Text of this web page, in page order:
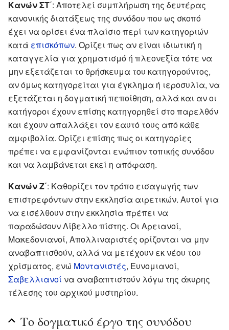
Κανών ΣΤ΄: Αποτελεί συμπλήρωση της δευτέρας
κανονικής διατάξεως της συνόδου που ως σκοπό
έχει να ορίσει ένα πλαίσιο περί των κατηγοριών
κατά επισκόπων. Ορίζει πως αν είναι ιδιωτική η
καταγγελία για χρηματισμό ή πλεονεξία τότε να
μην εξετάζεται το θρήσκευμα του κατηγορούντος,
αν όμως κατηγορείται για έγκλημα ή ιεροσυλία, να
εξετάζεται η δογματική πεποίθηση, αλλά και αν οι
κατήγοροι έχουν επίσης κατηγορηθεί στο παρελθόν
και έχουν απαλλάξει τον εαυτό τους από κάθε
αμφιβολία. Ορίζει επίσης πως οι κατηγορίες
πρέπει να εμφανίζονται ενώπιον τοπικής συνόδου
και να λαμβάνεται εκεί η απόφαση.
Κανών Ζ΄: Καθορίζει τον τρόπο εισαγωγής των
επιστρεφόντων στην εκκλησία αιρετικών. Αυτοί για
να εισέλθουν στην εκκλησία πρέπει να
παραδώσουν Λίβελλο πίστης. Οι Αρειανοί,
Μακεδονιανοί, Απολλιναριστές ορίζονται να μην
αναβαπτισθούν, αλλά να μετέχουν εκ νέου του
χρίσματος, ενώ Μοντανιστές, Ευνομιανοί,
Σαβελλιανοί να αναβαπτιστούν λόγω της άκυρης
τέλεσης του αρχικού μυστηρίου.
Το δογματικό έργο της συνόδου